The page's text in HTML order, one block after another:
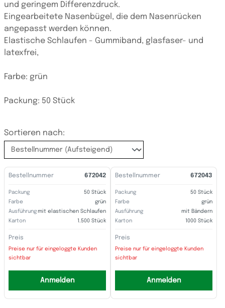
und geringem Differenzdruck.
Eingearbeitete Nasenbügel, die dem Nasenrücken
angepasst werden können.
Elastische Schlaufen - Gummiband, glasfaser- und
latexfrei,
Farbe: grün
Packung: 50 Stück
Sortieren nach:
Bestellnummer 672042
Packung
50 Stück
Farbe
grün
Ausführung mit elastischen Schlaufen
Karton
1.500 Stück
Preis
Preise nur für eingeloggte Kunden
sichtbar
Anmelden
Bestellnummer 672043
Packung
50 Stück
Farbe
grün
Ausführung
mit Bändern
Karton
1000 Stück
Preis
Preise nur für eingeloggte Kunden
sichtbar
Anmelden